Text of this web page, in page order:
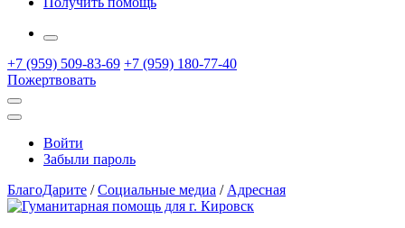
More
+7 (959) 509-83-69 +7 (959) 180-77-40
Пожертвовать
Открыть
поиск
Профиль
Войти
Забыли пароль
БлагоДарите /Социальные медиа / Адресная